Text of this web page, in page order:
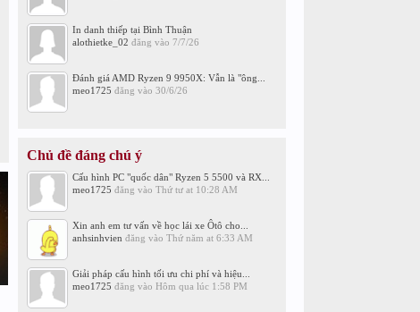
In danh thiếp tại Bình Thuận
alothietke_02 đăng vào 7/7/26
Đánh giá AMD Ryzen 9 9950X: Vẫn là "ông...
meo1725 đăng vào 30/6/26
Chủ đề đáng chú ý
Cấu hình PC "quốc dân" Ryzen 5 5500 và RX...
meo1725 đăng vào Thứ tư at 10:28 AM
Xin anh em tư vấn về học lái xe Ôtô cho...
anhsinhvien đăng vào Thứ năm at 6:33 AM
Giải pháp cấu hình tối ưu chi phí và hiệu...
meo1725 đăng vào Hôm qua lúc 1:58 PM